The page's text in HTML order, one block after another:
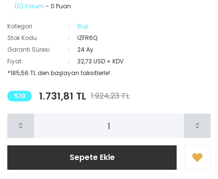
(0) Yorum - 0 Puan
Kategori
Buji
Stok Kodu
IZFR6Q
Garanti Süresi
24 Ay
Fiyat
32,73 USD + KDV
*185,56 TL den başlayan taksitlerle!
%10 1.731,81 TL 1.924,23 TL
Sepete Ekle